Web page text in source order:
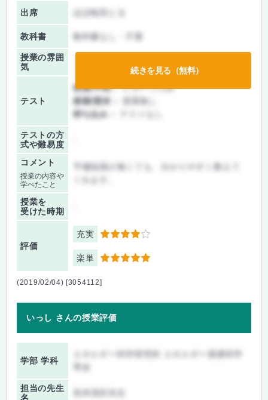
出席 ほぼ毎回とる
教科書 教科書なし・不要
授業の雰囲
気
テスト
前期/中間：レポートのみ
後期/期末：
授業無し
持ち込み：
テストの方
式や難易度
コメント
授業の内容や
学べたこと
予備知識が無くても、分かりやすく教えて
授業を
受けた時期
評価
充実 4
楽単 5
続きを見る（無料）
(2019/02/04) [3054112]
いっし さんの授業評価
学部 学科
担当の先生
名